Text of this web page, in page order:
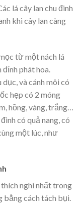
lá cây lan chu đinh
khi cây lan càng
từ một nách lá
đỉnh phát hoa.
và cánh môi có
hẹp có 2 móng
hồng, vàng, trắng…
có quả nang, có
một lúc, như
nghi nhất trong
bằng cách tách bụi.